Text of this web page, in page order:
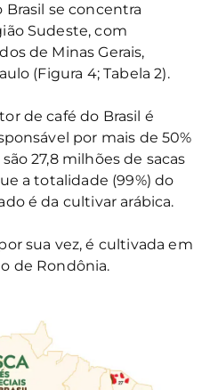
se concentra
Sudeste, com
de Minas Gerais,
(Figura 4; Tabela 2).
de café do Brasil é
por mais de 50%
27,8 milhões de sacas
a totalidade (99%) do
é da cultivar arábica.
sua vez, é cultivada em
de Rondônia.